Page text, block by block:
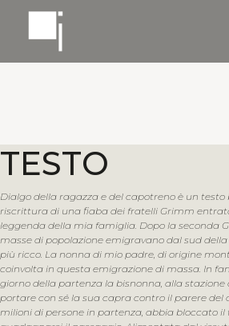
TESTO
Dialgo della ragazza e del capotreno è un testo
riscrittura di una fiaba dei fratelli Grimm
leggenda della mia famiglia. Dopo la seconda
masse di popolazione emigravano dal sud della
più ricco. La nonna di mio padre, di origine
coinvolta in questa emigrazione di massa. In
giorno della partenza la bisnonna, alla stazione
portare con sé la sua capra contro il parere del
milioni di persone in partenza, abbia bloccato